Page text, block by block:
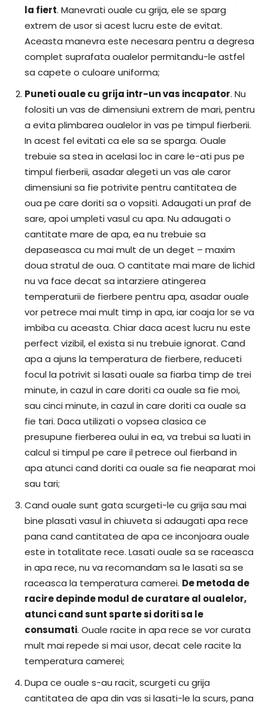
la fiert. Manevrati ouale cu grija, ele se sparg
extrem de usor si acest lucru este de evitat.
Aceasta manevra este necesara pentru a degresa
complet suprafata oualelor permitandu-le astfel
sa capete o culoare uniforma;
Puneti ouale cu grija intr-un vas incapator. Nu
folositi un vas de dimensiuni extrem de mari, pentru
a evita plimbarea oualelor in vas pe timpul fierberii.
In acest fel evitati ca ele sa se sparga. Ouale
trebuie sa stea in acelasi loc in care le-ati pus pe
timpul fierberii, asadar alegeti un vas ale caror
dimensiuni sa fie potrivite pentru cantitatea de
oua pe care doriti sa o vopsiti. Adaugati un praf de
sare, apoi umpleti vasul cu apa. Nu adaugati o
cantitate mare de apa, ea nu trebuie sa
depaseasca cu mai mult de un deget – maxim
doua stratul de oua. O cantitate mai mare de lichid
nu va face decat sa intarziere atingerea
temperaturii de fierbere pentru apa, asadar ouale
vor petrece mai mult timp in apa, iar coaja lor se va
imbiba cu aceasta. Chiar daca acest lucru nu este
perfect vizibil, el exista si nu trebuie ignorat. Cand
apa a ajuns la temperatura de fierbere, reduceti
focul la potrivit si lasati ouale sa fiarba timp de trei
minute, in cazul in care doriti ca ouale sa fie moi,
sau cinci minute, in cazul in care doriti ca ouale sa
fie tari. Daca utilizati o vopsea clasica ce
presupune fierberea oului in ea, va trebui sa luati in
calcul si timpul pe care il petrece oul fierband in
apa atunci cand doriti ca ouale sa fie neaparat moi
sau tari;
Cand ouale sunt gata scurgeti-le cu grija sau mai
bine plasati vasul in chiuveta si adaugati apa rece
pana cand cantitatea de apa ce inconjoara ouale
este in totalitate rece. Lasati ouale sa se raceasca
in apa rece, nu va recomandam sa le lasati sa se
raceasca la temperatura camerei. De metoda de
racire depinde modul de curatare al oualelor,
atunci cand sunt sparte si doriti sa le
consumati. Ouale racite in apa rece se vor curata
mult mai repede si mai usor, decat cele racite la
temperatura camerei;
Dupa ce ouale s-au racit, scurgeti cu grija
cantitatea de apa din vas si lasati-le la scurs, pana